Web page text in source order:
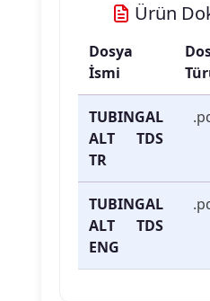
Ürün
Dosya
İsmi
TUBINGAL
ALT TDS
TR
TUBINGAL
ALT TDS
ENG